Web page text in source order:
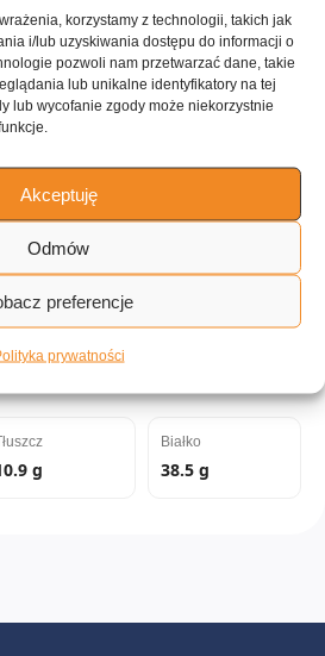
korzystamy z technologii, takich jak
i/lub uzyskiwania dostępu do informacji o
pozwoli nam przetwarzać dane, takie
lub unikalne identyfikatory na tej
lub wycofanie zgody może niekorzystnie
Akceptuję
Odmów
preferencje
prywatności
ILOŚĆ PORCJI
~6 porcji
g
Białko
38.5 g